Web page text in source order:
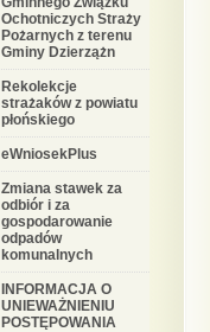
Ochotniczych Straży
Pożarnych z terenu
Gminy Dzierzążn
Rekolekcje
strażaków z powiatu
płońskiego
eWniosekPlus
Zmiana stawek za
odbiór i za
gospodarowanie
odpadów
komunalnych
INFORMACJA O
UNIEWAŻNIENIU
POSTĘPOWANIA